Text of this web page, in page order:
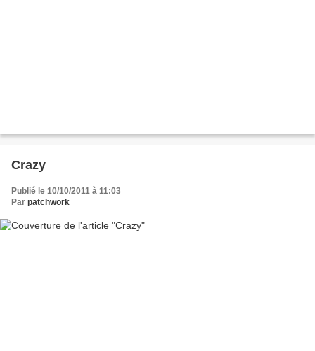
Crazy
Publié le 10/10/2011 à 11:03
Par patchwork